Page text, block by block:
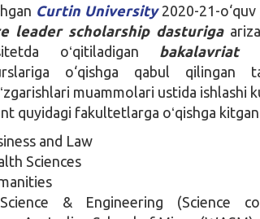
Curtin University2020-21-o‘quv
leader scholarship dasturiga
oʻqitiladigan bakalavriat
o‘qishga qabul qilingan
muammolari ustida ishlashi
quyidagi fakultetlarga oʻqishga
and Law
Sciences
& Engineering (Science